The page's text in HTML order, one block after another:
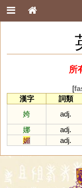
所
[
漢字
詞類
姱
adj.
娜
adj.
媚
adj.